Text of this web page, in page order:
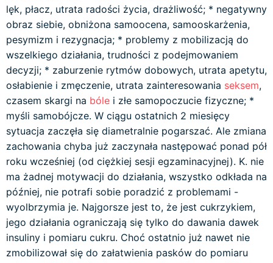
lęk, płacz, utrata radości życia, drażliwość; * negatywny
obraz siebie, obniżona samoocena, samooskarżenia,
pesymizm i rezygnacja; * problemy z mobilizacją do
wszelkiego działania, trudności z podejmowaniem
decyzji; * zaburzenie rytmów dobowych, utrata apetytu,
osłabienie i zmęczenie, utrata zainteresowania seksem,
czasem skargi na bóle i złe samopoczucie fizyczne; *
myśli samobójcze. W ciągu ostatnich 2 miesięcy
sytuacja zaczęła się diametralnie pogarszać. Ale zmiana
zachowania chyba już zaczynała następować ponad pół
roku wcześniej (od ciężkiej sesji egzaminacyjnej). K. nie
ma żadnej motywacji do działania, wszystko odkłada na
później, nie potrafi sobie poradzić z problemami -
wyolbrzymia je. Najgorsze jest to, że jest cukrzykiem,
jego działania ograniczają się tylko do dawania dawek
insuliny i pomiaru cukru. Choć ostatnio już nawet nie
zmobilizował się do załatwienia pasków do pomiaru